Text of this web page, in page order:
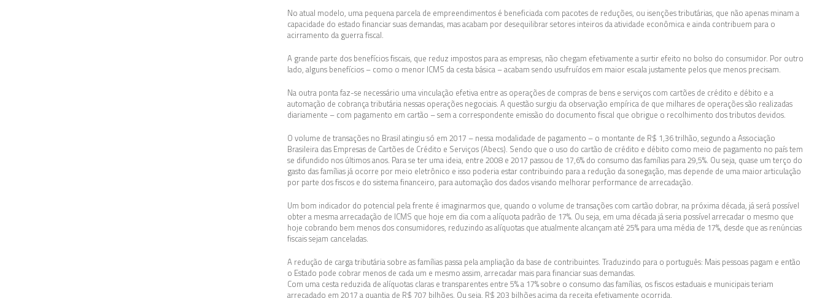
No atual modelo, uma pequena parcela de empreendimentos é beneficiada com pacotes de reduções, ou isenções tributárias, que não apenas minam a
capacidade do estado financiar suas demandas, mas acabam por desequilibrar setores inteiros da atividade econômica e ainda contribuem para o
acirramento da guerra fiscal.
A grande parte dos benefícios fiscais, que reduz impostos para as empresas, não chegam efetivamente a surtir efeito no bolso do consumidor. Por outro
lado, alguns benefícios – como o menor ICMS da cesta básica – acabam sendo usufruídos em maior escala justamente pelos que menos precisam.
Na outra ponta faz-se necessário uma vinculação efetiva entre as operações de compras de bens e serviços com cartões de crédito e débito e a
automação de cobrança tributária nessas operações negociais. A questão surgiu da observação empírica de que milhares de operações são realizadas
diariamente – com pagamento em cartão – sem a correspondente emissão do documento fiscal que obrigue o recolhimento dos tributos devidos.
O volume de transações no Brasil atingiu só em 2017 – nessa modalidade de pagamento – o montante de R$ 1,36 trilhão, segundo a Associação
Brasileira das Empresas de Cartões de Crédito e Serviços (Abecs). Sendo que o uso do cartão de crédito e débito como meio de pagamento no país tem
se difundido nos últimos anos. Para se ter uma ideia, entre 2008 e 2017 passou de 17,6% do consumo das famílias para 29,5%. Ou seja, quase um terço do
gasto das famílias já ocorre por meio eletrônico e isso poderia estar contribuindo para a redução da sonegação, mas depende de uma maior articulação
por parte dos fiscos e do sistema financeiro, para automação dos dados visando melhorar performance de arrecadação.
Um bom indicador do potencial pela frente é imaginarmos que, quando o volume de transações com cartão dobrar, na próxima década, já será possível
obter a mesma arrecadação de ICMS que hoje em dia com a alíquota padrão de 17%. Ou seja, em uma década já seria possível arrecadar o mesmo que
hoje cobrando bem menos dos consumidores, reduzindo as alíquotas que atualmente alcançam até 25% para uma média de 17%, desde que as renúncias
fiscais sejam canceladas.
A redução de carga tributária sobre as famílias passa pela ampliação da base de contribuintes. Traduzindo para o português: Mais pessoas pagam e então
o Estado pode cobrar menos de cada um e mesmo assim, arrecadar mais para financiar suas demandas.
Com uma cesta reduzida de alíquotas claras e transparentes entre 5% a 17% sobre o consumo das famílias, os fiscos estaduais e municipais teriam
arrecadado em 2017 a quantia de R$ 707 bilhões. Ou seja, R$ 203 bilhões acima da receita efetivamente ocorrida.